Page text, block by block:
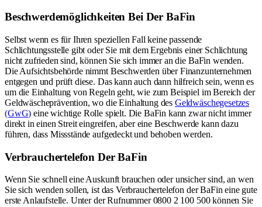
Beschwerdemöglichkeiten Bei Der BaFin
Selbst wenn es für Ihren speziellen Fall keine passende
Schlichtungsstelle gibt oder Sie mit dem Ergebnis einer Schlichtung
nicht zufrieden sind, können Sie sich immer an die BaFin wenden.
Die Aufsichtsbehörde nimmt Beschwerden über Finanzunternehmen
entgegen und prüft diese. Das kann auch dann hilfreich sein, wenn es
um die Einhaltung von Regeln geht, wie zum Beispiel im Bereich der
Geldwäscheprävention, wo die Einhaltung des Geldwäschegesetzes
(GwG) eine wichtige Rolle spielt. Die BaFin kann zwar nicht immer
direkt in einen Streit eingreifen, aber eine Beschwerde kann dazu
führen, dass Missstände aufgedeckt und behoben werden.
Verbrauchertelefon Der BaFin
Wenn Sie schnell eine Auskunft brauchen oder unsicher sind, an wen
Sie sich wenden sollen, ist das Verbrauchertelefon der BaFin eine gute
erste Anlaufstelle. Unter der Rufnummer 0800 2 100 500 können Sie